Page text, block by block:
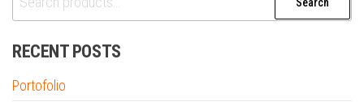
for:
Search
RECENT POSTS
Portofolio